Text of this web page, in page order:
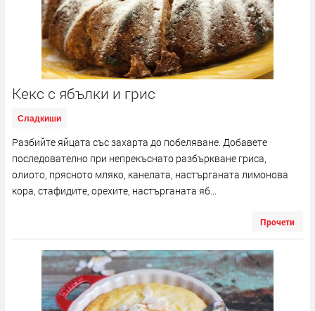
Кекс с ябълки и грис
Сладкиши
Разбийте яйцата със захарта до побеляване. Добавете
последователно при непрекъснато разбъркване гриса,
олиото, прясното мляко, канелата, настърганата лимонова
кора, стафидите, орехите, настърганата яб...
Прочети